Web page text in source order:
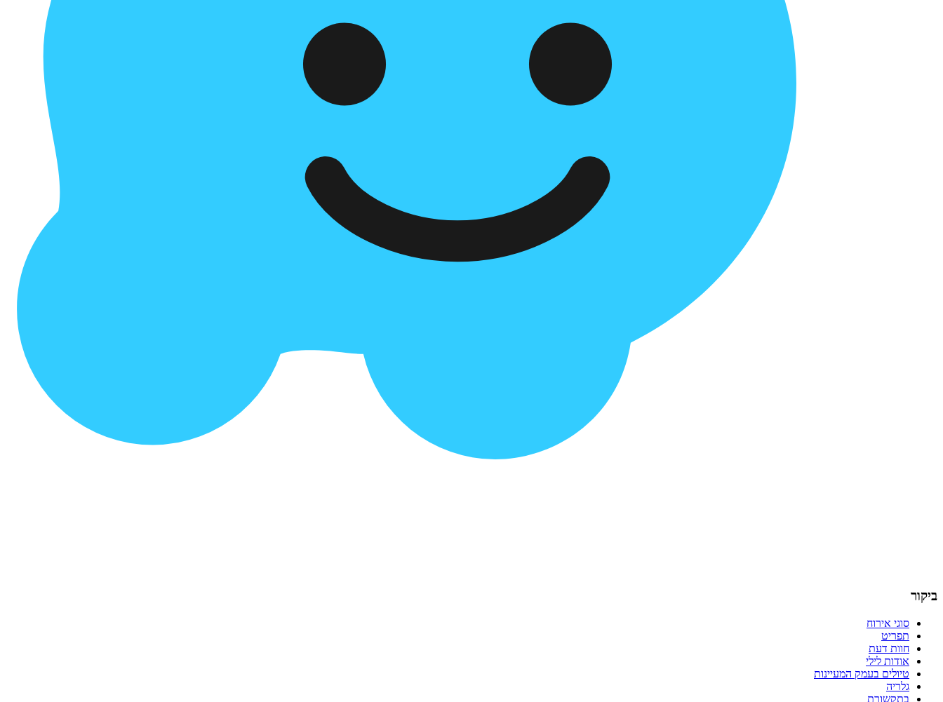
ביקור
סוגי אירוח
תפריט
חוות דעת
אודות לילי
טיולים בעמק המעיינות
גלריה
בתקשורת